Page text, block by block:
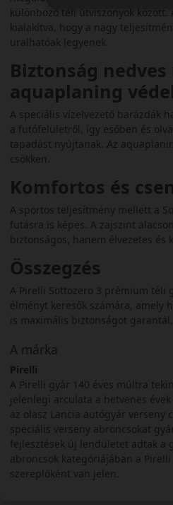
különböző téli útviszonyok
kialakítva, hogy a nagy
uralhatóak legyenek.
Biztonság
aquaplaning
A speciális vízelvezető barázdák
a futófelületről, így esőben és
tapadást nyújtanak. Az
csökken.
Komfortos és
A sportos teljesítmény mellett a
futásra is képes. A zajszint
biztonságos, hanem élvezetes és
Összegzés
A Pirelli Sottozero 3 prémium téli
élményt keresők számára, amely
is maximális biztonságot garantál.
A márka
Pirelli
A Pirelli gyár 140 éves múltra
jelenlegi arculata a hetvenes
az olasz Lancia autógyár verseny
speciális verseny abroncsokat
fejlesztések új lendületet adtak a
abroncsok kategóriájában a
szereplőként van jelen.